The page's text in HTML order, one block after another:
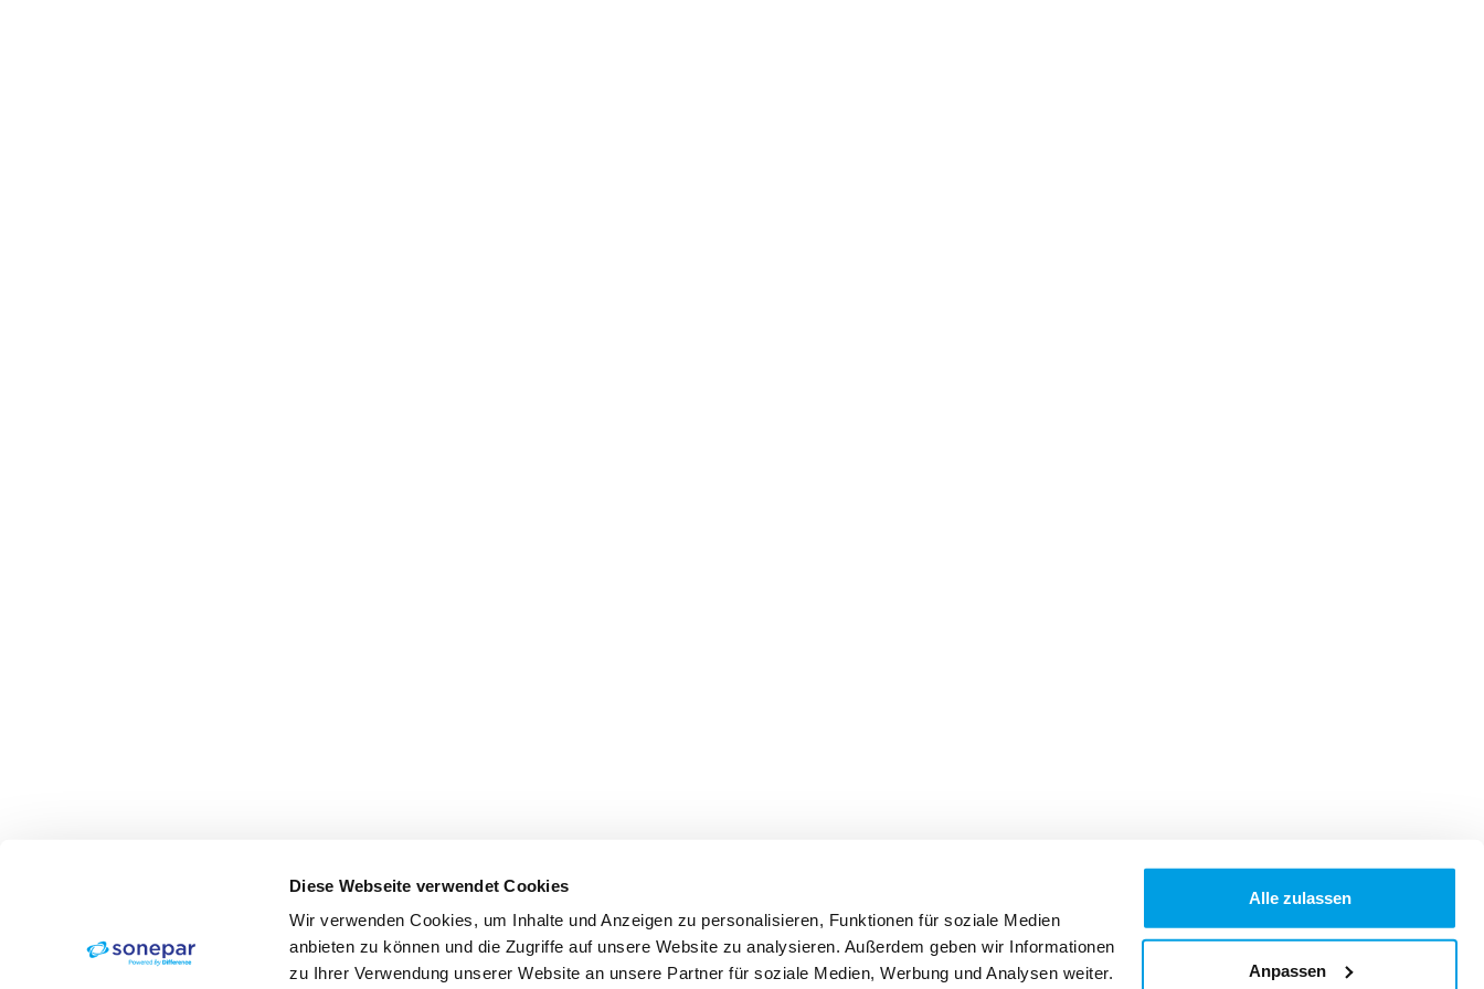
Diese Webseite verwendet Cookies
Wir verwenden Cookies, um Inhalte und Anzeigen zu personalisieren, Funktionen für soziale Medien
anbieten zu können und die Zugriffe auf unsere Website zu analysieren. Außerdem geben wir Informationen
zu Ihrer Verwendung unserer Website an unsere Partner für soziale Medien, Werbung und Analysen weiter.
Alle zulassen
Anpassen